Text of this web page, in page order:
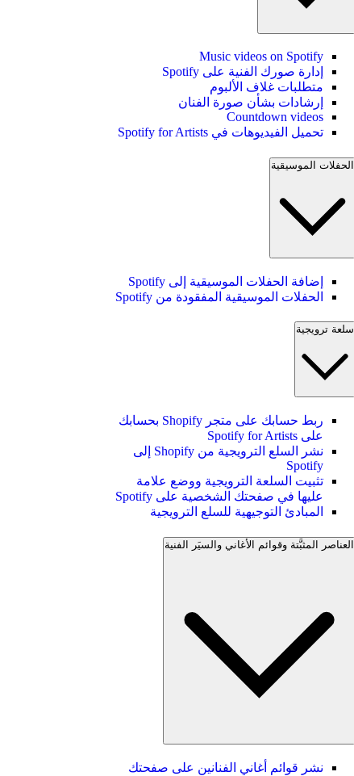
Music videos on Spotify
إدارة صورك الفنية على Spotify
متطلبات غلاف الألبوم
إرشادات بشأن صورة الفنان
Countdown videos
تحميل الفيديوهات في Spotify for Artists
الحفلات الموسيقية
إضافة الحفلات الموسيقية إلى Spotify
الحفلات الموسيقية المفقودة من Spotify
سلعة ترويجية
ربط حسابك على متجر Shopify بحسابك
على Spotify for Artists
نشر السلع الترويجية من Shopify إلى
Spotify
تثبيت السلعة الترويجية ووضع علامة
عليها في صفحتك الشخصية على Spotify
المبادئ التوجيهية للسلع الترويجية
العناصر المثبَّتة وقوائم الأغاني والسيَر الفنية
نشر قوائم أغاني الفنانين على صفحتك